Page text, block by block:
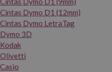
Cintas Dymo D1 (12mm)
Cintas Dymo LetraTag
Dymo 3D
Kodak
Olivetti
Casio